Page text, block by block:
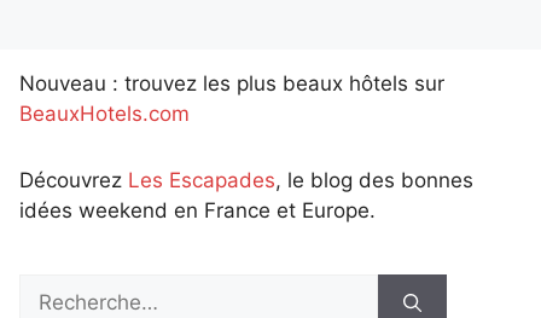
Nouveau : trouvez les plus beaux hôtels sur
BeauxHotels.com
Découvrez Les Escapades, le blog des bonnes
idées weekend en France et Europe.
Rechercher :